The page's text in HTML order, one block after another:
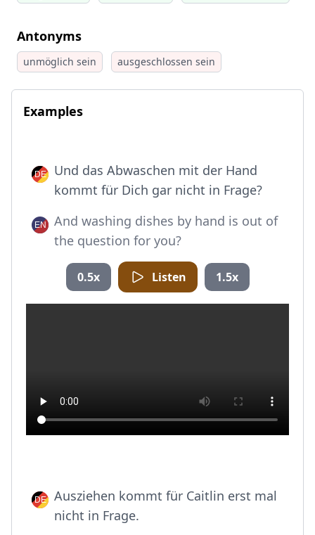
Antonyms
unmöglich sein ausgeschlossen sein
Examples
Und das Abwaschen mit der Hand
kommt für Dich gar nicht in Frage?
And washing dishes by hand is out of
the question for you?
0.5x Listen 1.5x
Ausziehen kommt für Caitlin erst mal
nicht in Frage.